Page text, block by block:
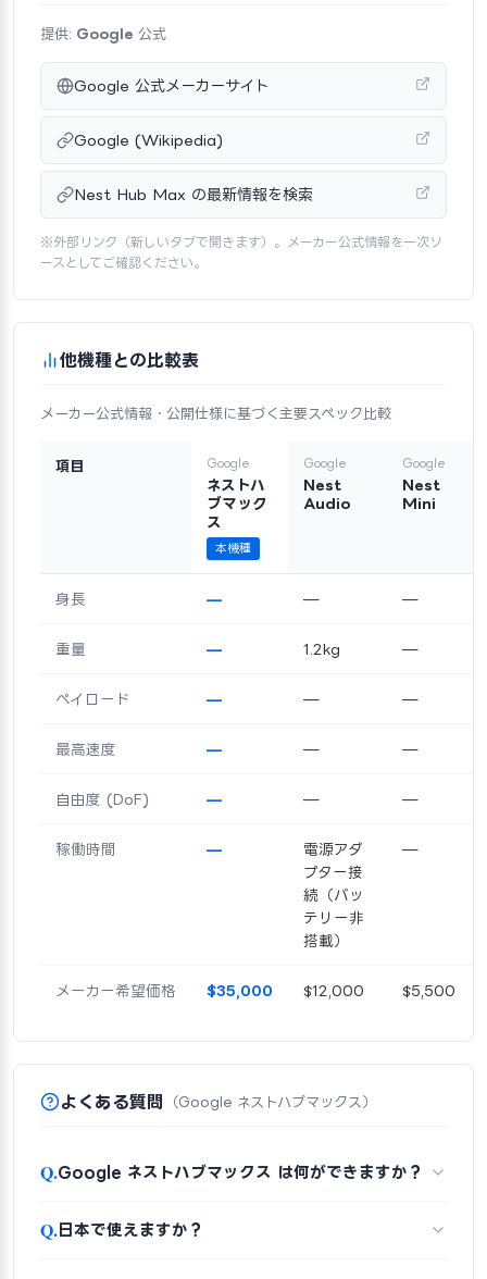
提供: Google 公式
Google 公式メーカーサイト
Google (Wikipedia)
Nest Hub Max の最新情報を検索
※外部リンク（新しいタブで開きます）。メーカー公式情報を一次ソ
ースとしてご確認ください。
他機種との比較表
メーカー公式情報・公開仕様に基づく主要スペック比較
項目 Google
ネストハ
ブマック
ス
本機種
Google
Nest
Audio
Google
Nest
Mini
身長 — — —
重量 — 1.2kg —
ペイロード — — —
最高速度 — — —
自由度 (DoF) — — —
稼働時間 —
電源アダ
プター接
続（バッ
テリー非
搭載）
—
メーカー希望価格 $35,000 $12,000 $5,500
よくある質問 （Google ネストハブマックス）
Q.Google ネストハブマックス は何ができますか？
Q.日本で使えますか？